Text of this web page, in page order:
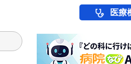
医療